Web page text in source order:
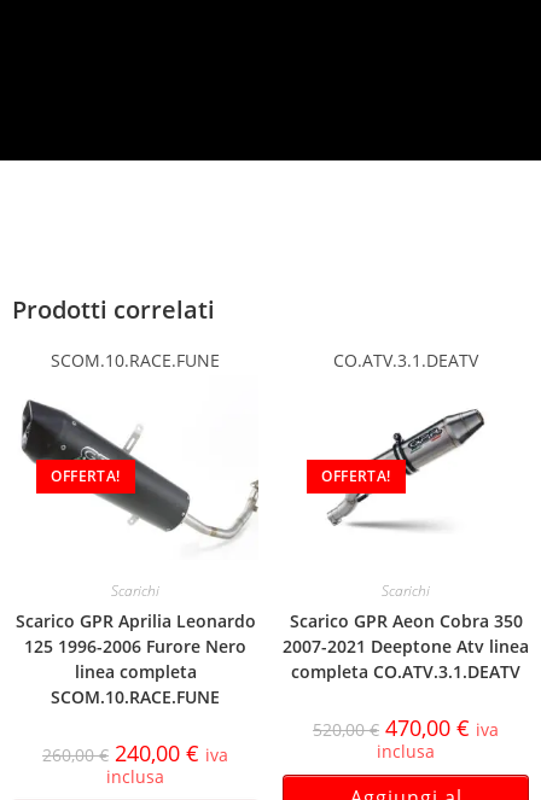
Prodotti correlati
SCOM.10.RACE.FUNE
OFFERTA!
Scarichi
Scarico GPR Aprilia Leonardo
125 1996-2006 Furore Nero
linea completa
SCOM.10.RACE.FUNE
260,00€ 240,00 € iva
inclusa
CO.ATV.3.1.DEATV
OFFERTA!
Scarichi
Scarico GPR Aeon Cobra 350
2007-2021 Deeptone Atv linea
completa CO.ATV.3.1.DEATV
520,00€ 470,00 € iva
inclusa